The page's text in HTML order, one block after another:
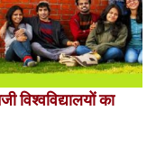
विश्वविद्यालयों का